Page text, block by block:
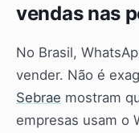
vendas nas
No Brasil,
vender. Não é
Sebrae mostram
empresas usam o